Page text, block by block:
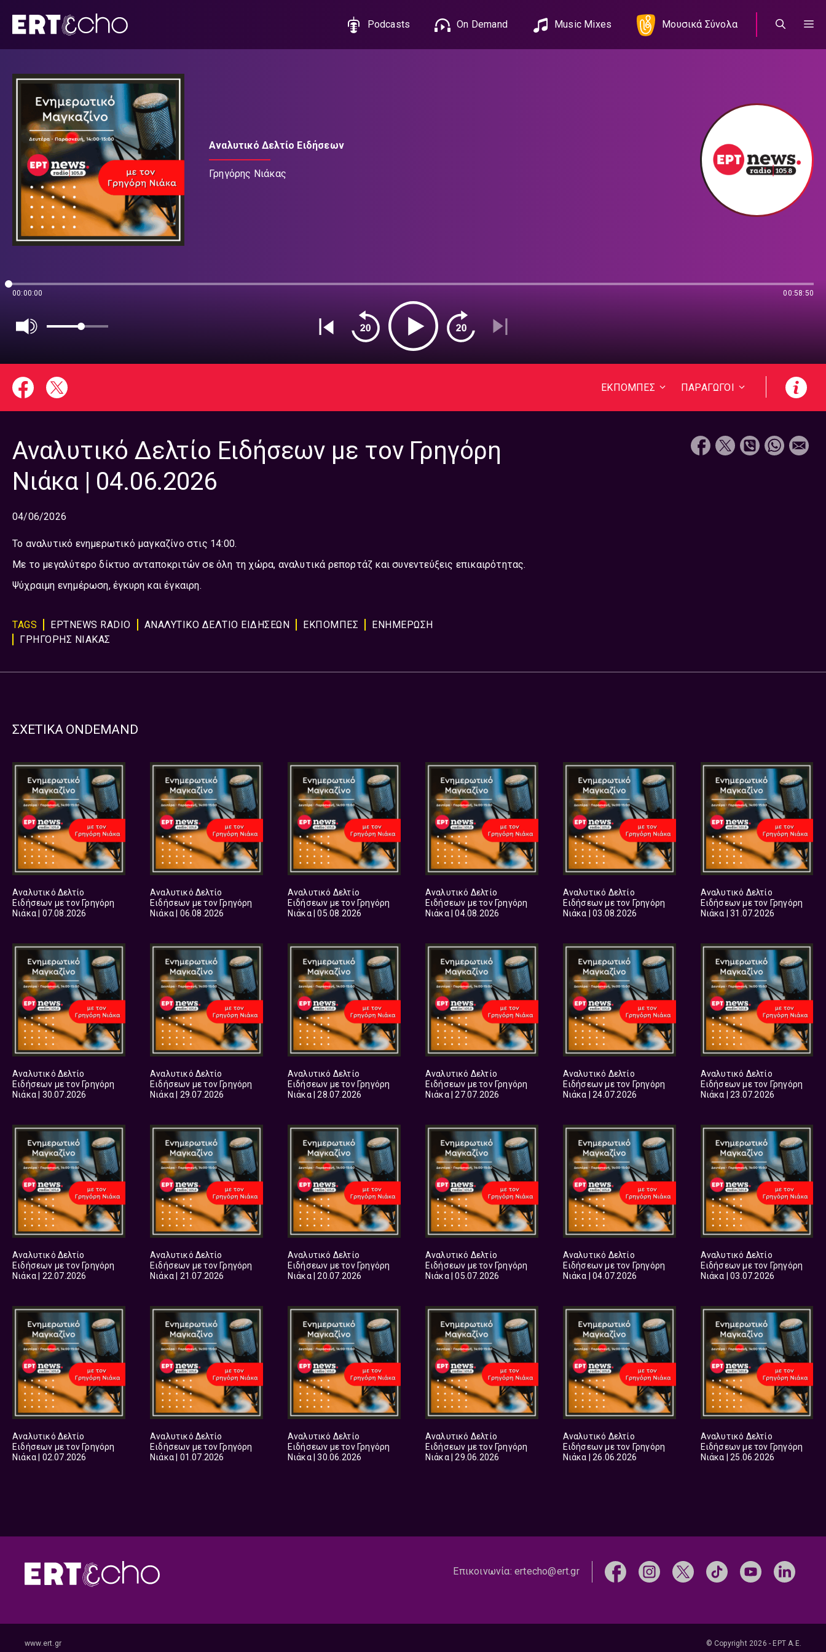
περιεχόμενο
Podcasts On Demand Music Mixes Μουσικά Σύνολα
Αναλυτικό Δελτίο Ειδήσεων
Γρηγόρης Νιάκας
00:00:00 00:58:50
ΕΚΠΟΜΠΕΣ ΠΑΡΑΓΩΓΟΙ
Αναλυτικό Δελτίο Ειδήσεων με τον Γρηγόρη
Νιάκα | 04.06.2026
04/06/2026
Το αναλυτικό ενημερωτικό μαγκαζίνο στις 14:00.
Με το μεγαλύτερο δίκτυο ανταποκριτών σε όλη τη χώρα, αναλυτικά ρεπορτάζ και συνεντεύξεις επικαιρότητας.
Ψύχραιμη ενημέρωση, έγκυρη και έγκαιρη.
TAGS ΕΡΤNEWS RADIO ΑΝΑΛΥΤΙΚΟ ΔΕΛΤΙΟ ΕΙΔΗΣΕΩΝ ΕΚΠΟΜΠΈΣ
ΕΝΗΜΕΡΩΣΗ
ΓΡΗΓΟΡΗΣ ΝΙΑΚΑΣ
ΣΧΕΤΙΚΑ ONDEMAND
Αναλυτικό Δελτίο
Ειδήσεων με τον Γρηγόρη
Νιάκα | 07.08.2026
Αναλυτικό Δελτίο
Ειδήσεων με τον Γρηγόρη
Νιάκα | 06.08.2026
Αναλυτικό Δελτίο
Ειδήσεων με τον Γρηγόρη
Νιάκα | 05.08.2026
Αναλυτικό Δελτίο
Ειδήσεων με τον Γρηγόρη
Νιάκα | 04.08.2026
Αναλυτικό Δελτίο
Ειδήσεων με τον Γρηγόρη
Νιάκα | 03.08.2026
Αναλυτικό Δελτίο
Ειδήσεων με τον Γρηγόρη
Νιάκα | 31.07.2026
Αναλυτικό Δελτίο
Ειδήσεων με τον Γρηγόρη
Νιάκα | 30.07.2026
Αναλυτικό Δελτίο
Ειδήσεων με τον Γρηγόρη
Νιάκα | 29.07.2026
Αναλυτικό Δελτίο
Ειδήσεων με τον Γρηγόρη
Νιάκα | 28.07.2026
Αναλυτικό Δελτίο
Ειδήσεων με τον Γρηγόρη
Νιάκα | 27.07.2026
Αναλυτικό Δελτίο
Ειδήσεων με τον Γρηγόρη
Νιάκα | 24.07.2026
Αναλυτικό Δελτίο
Ειδήσεων με τον Γρηγόρη
Νιάκα | 23.07.2026
Αναλυτικό Δελτίο
Ειδήσεων με τον Γρηγόρη
Νιάκα | 22.07.2026
Αναλυτικό Δελτίο
Ειδήσεων με τον Γρηγόρη
Νιάκα | 21.07.2026
Αναλυτικό Δελτίο
Ειδήσεων με τον Γρηγόρη
Νιάκα | 20.07.2026
Αναλυτικό Δελτίο
Ειδήσεων με τον Γρηγόρη
Νιάκα | 05.07.2026
Αναλυτικό Δελτίο
Ειδήσεων με τον Γρηγόρη
Νιάκα | 04.07.2026
Αναλυτικό Δελτίο
Ειδήσεων με τον Γρηγόρη
Νιάκα | 03.07.2026
Αναλυτικό Δελτίο
Ειδήσεων με τον Γρηγόρη
Νιάκα | 02.07.2026
Αναλυτικό Δελτίο
Ειδήσεων με τον Γρηγόρη
Νιάκα | 01.07.2026
Αναλυτικό Δελτίο
Ειδήσεων με τον Γρηγόρη
Νιάκα | 30.06.2026
Αναλυτικό Δελτίο
Ειδήσεων με τον Γρηγόρη
Νιάκα | 29.06.2026
Αναλυτικό Δελτίο
Ειδήσεων με τον Γρηγόρη
Νιάκα | 26.06.2026
Αναλυτικό Δελτίο
Ειδήσεων με τον Γρηγόρη
Νιάκα | 25.06.2026
Επικοινωνία:ertecho@ert.gr
www.ert.gr © Copyright 2026 - ΕΡΤ Α.Ε.